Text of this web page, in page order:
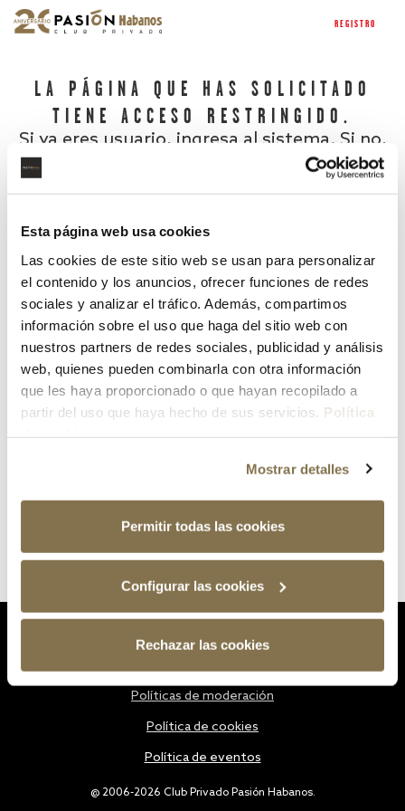
Esta página web usa cookies
Las cookies de este sitio web se usan para personalizar
el contenido y los anuncios, ofrecer funciones de redes
sociales y analizar el tráfico. Además, compartimos
información sobre el uso que haga del sitio web con
nuestros partners de redes sociales, publicidad y análisis
web, quienes pueden combinarla con otra información
que les haya proporcionado o que hayan recopilado a
partir del uso que haya hecho de sus servicios. Política
Mostrar detalles
Permitir todas las cookies
Configurar las cookies
Rechazar las cookies
REGISTRO
LA PÁGINA QUE HAS SOLICITADO
TIENE ACCESO RESTRINGIDO.
Si ya eres usuario, ingresa al sistema. Si no,
¿Has olvidado tu contraseña?
@ 2006-2026 Club Privado Pasión Habanos.
Políticas de moderación
Política de cookies
Política de eventos